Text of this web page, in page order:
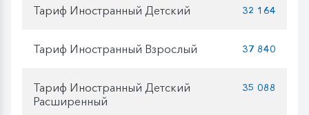
Тариф Иностранный Детский 32 164
Тариф Иностранный Взрослый 37 840
Тариф Иностранный Детский
Расширенный
35 088